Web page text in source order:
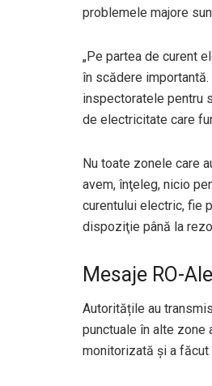
problemele majore
„Pe partea de curent
în scădere
inspectoratele pentru
de electricitate care
Nu toate zonele care
avem, înţeleg, nicio
curentului electric, fie
dispoziţie până la
Mesaje RO-
Autoritățile au
punctuale în alte
monitorizată și a făcut